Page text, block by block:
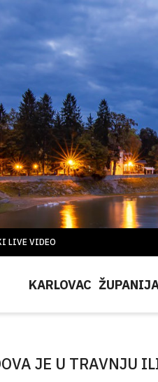
LIVE VIDEO
KARLOVAC
JE U TRAVNJU